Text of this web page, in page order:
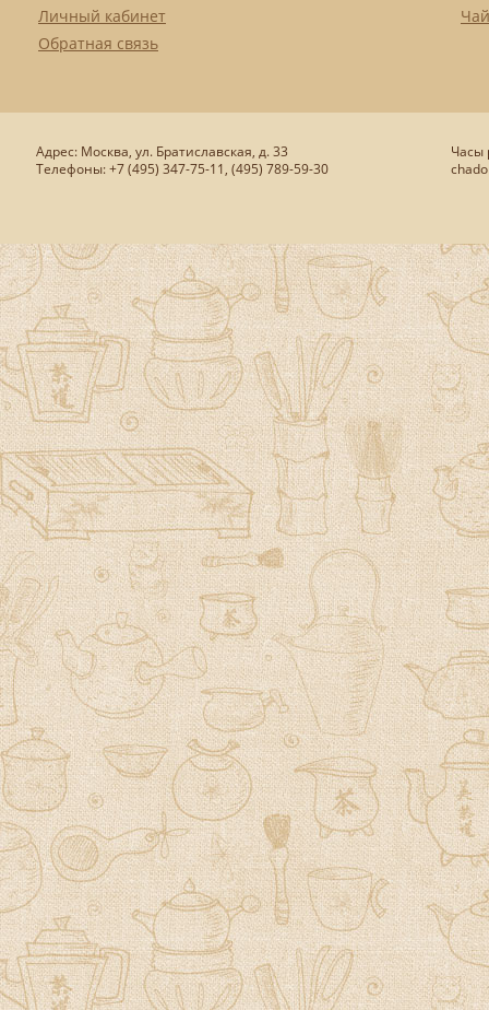
Личный кабинет
Обратная связь
Адрес: Москва, ул. Братиславская, д. 33
Телефоны: +7 (495) 347-75-11, (495) 789-59-30
Часы